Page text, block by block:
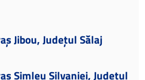
Jibou, Județul Sălaj
Șimleu Silvaniei, Județul